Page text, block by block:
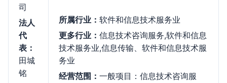
司
法人
代
表：
田城
铭
所属行业： 软件和信息技术服务业
更多行业： 信息技术咨询服务,软件和信息
技术服务业,信息传输、软件和信息技术服
务业
经营范围： 一般项目：信息技术咨询服